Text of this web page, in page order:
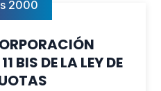
2000
BIS DE LA LEY DE